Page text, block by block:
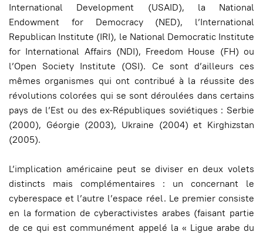
International Development (USAID), la National
Endowment for Democracy (NED), l’International
Republican Institute (IRI), le National Democratic Institute
for International Affairs (NDI), Freedom House (FH) ou
l’Open Society Institute (OSI). Ce sont d’ailleurs ces
mêmes organismes qui ont contribué à la réussite des
révolutions colorées qui se sont déroulées dans certains
pays de l’Est ou des ex-Républiques soviétiques : Serbie
(2000), Géorgie (2003), Ukraine (2004) et Kirghizstan
(2005).
L’implication américaine peut se diviser en deux volets
distincts mais complémentaires : un concernant le
cyberespace et l’autre l’espace réel. Le premier consiste
en la formation de cyberactivistes arabes (faisant partie
de ce qui est communément appelé la « Ligue arabe du